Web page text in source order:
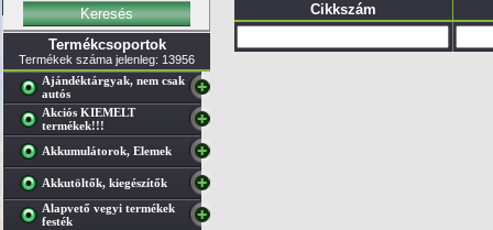
Termékcsoportok
Termékek száma jelenleg: 13956
Ajándéktárgyak, nem csak
autós
Akciós KIEMELT
termékek!!!
Akkumulátorok, Elemek
Akkutöltők, kiegészítők
Alapvető vegyi termékek
festék
Cikkszám